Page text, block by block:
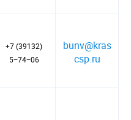
+7 (39132)
5−74−06
bunv@kras
csp.ru